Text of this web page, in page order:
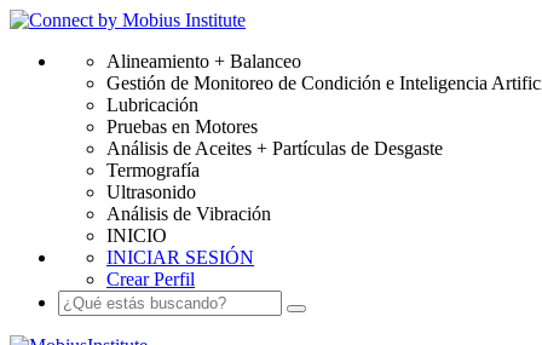
Alineamiento + Balanceo
Gestión de Monitoreo de Condición e Inteligencia
Lubricación
Pruebas en Motores
Análisis de Aceites + Partículas de Desgaste
Termografía
Ultrasonido
Análisis de Vibración
INICIO
INICIAR SESIÓN
Crear Perfil